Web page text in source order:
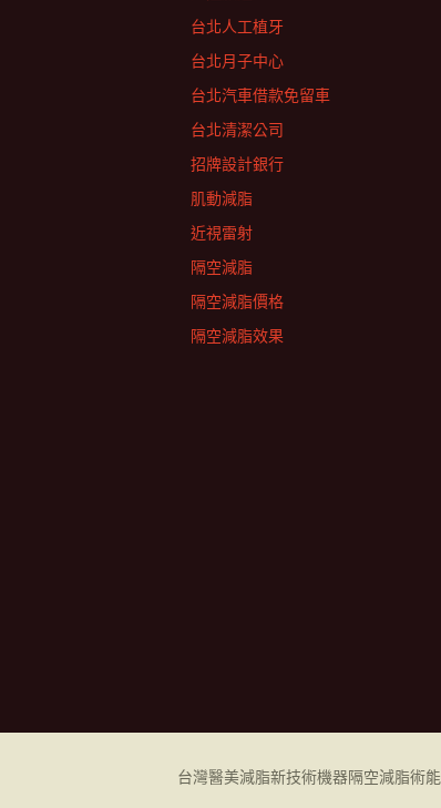
台北人工植牙
台北月子中心
台北汽車借款免留車
台北清潔公司
招牌設計銀行
肌動減脂
近視雷射
隔空減脂
隔空減脂價格
隔空減脂效果
台灣醫美減脂新技術機器隔空減脂術